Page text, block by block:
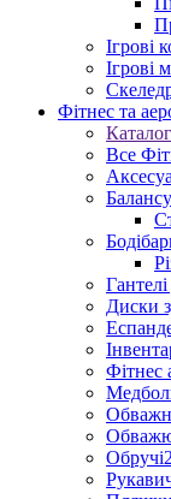
Ігрові
Ігрові
Фітнес та
Каталог
Все
Диски
Фітнес
Обручі